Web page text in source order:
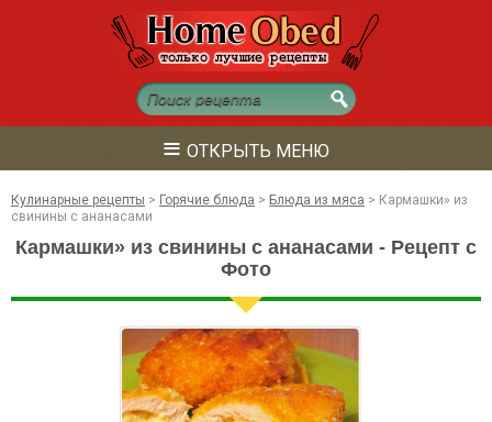
≡ ОТКРЫТЬ МЕНЮ
Кулинарные рецепты > Горячие блюда > Блюда из мяса > Кармашки» из
свинины с ананасами
Кармашки» из свинины с ананасами - Рецепт с
Фото